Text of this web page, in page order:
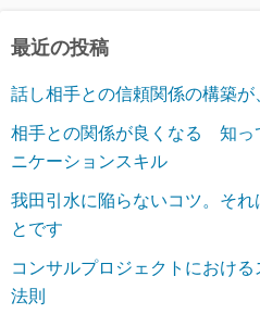
最近の投稿
話し相手との信頼関係の構築が
相手との関係が良くなる 知っ
ニケーションスキル
我田引水に陥らないコツ。それ
とです
コンサルプロジェクトにおけ
法則